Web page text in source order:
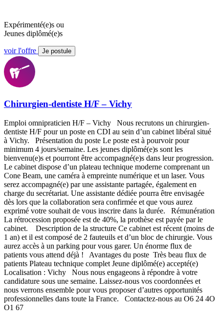
Expérimenté(e)s ou
Jeunes diplômé(e)s
voir l'offre Je postule
Chirurgien-dentiste H/F – Vichy
Emploi omnipraticien H/F – Vichy Nous recrutons un chirurgien-
dentiste H/F pour un poste en CDI au sein d’un cabinet libéral situé
à Vichy. Présentation du poste Le poste est à pourvoir pour
minimum 4 jours/semaine. Les jeunes diplômé(e)s sont les
bienvenu(e)s et pourront être accompagné(e)s dans leur progression.
Le cabinet dispose d’un plateau technique moderne comprenant un
Cone Beam, une caméra à empreinte numérique et un laser. Vous
serez accompagné(e) par une assistante partagée, également en
charge du secrétariat. Une assistante dédiée pourra être envisagée
dès lors que la collaboration sera confirmée et que vous aurez
exprimé votre souhait de vous inscrire dans la durée. Rémunération
La rétrocession proposée est de 40%, la prothèse est payée par le
cabinet. Description de la structure Ce cabinet est récent (moins de
1 an) et il est composé de 2 fauteuils et d’un bloc de chirurgie. Vous
aurez accès à un parking pour vous garer. Un énorme flux de
patients vous attend déjà ! Avantages du poste Très beau flux de
patients Plateau technique complet Jeune diplômé(e) accepté(e)
Localisation : Vichy Nous nous engageons à répondre à votre
candidature sous une semaine. Laissez-nous vos coordonnées et
nous verrons ensemble pour vous proposer d’autres opportunités
professionnelles dans toute la France. Contactez-nous au O6 24 4O
O1 67